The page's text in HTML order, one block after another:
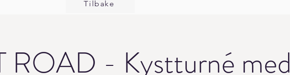
Tilbake
ROAD - Kystturné med